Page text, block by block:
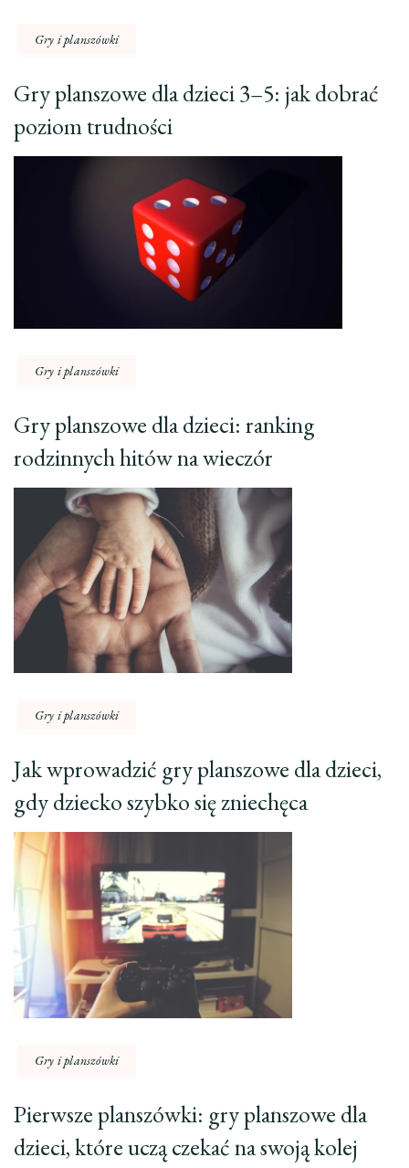
Gry i planszówki
Gry planszowe dla dzieci 3–5: jak dobrać
poziom trudności
Gry i planszówki
Gry planszowe dla dzieci: ranking
rodzinnych hitów na wieczór
Gry i planszówki
Jak wprowadzić gry planszowe dla dzieci,
gdy dziecko szybko się zniechęca
Gry i planszówki
Pierwsze planszówki: gry planszowe dla
dzieci, które uczą czekać na swoją kolej